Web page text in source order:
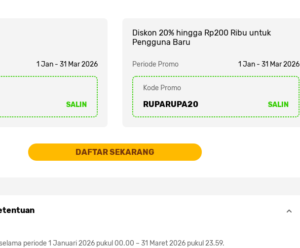
1 Jan - 31 Mar 2026
SALIN
Diskon 20% hingga Rp200 Ribu untuk
Pengguna Baru
Periode Promo 1 Jan - 31 Mar 2026
Kode Promo
RUPARUPA20 SALIN
DAFTAR SEKARANG
periode 1 Januari 2026 pukul 00.00 – 31 Maret 2026 pukul 23.59.